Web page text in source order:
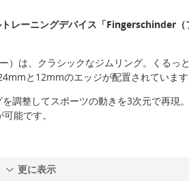
レーニングデバイス「Fingerschinder（
は、クラシックなジムリング。くるっ
と12mmのエッジが配置されています
調整してスポーツの動きを3次元で再現
能です。
更に表示